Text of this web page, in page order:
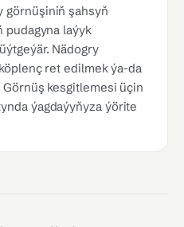
görnüşiniň şahsyň
pudagyna laýyk
Nädogry
ret edilmek ýa-da
kesgitlemesi üçin
ýagdaýyňyza ýörite